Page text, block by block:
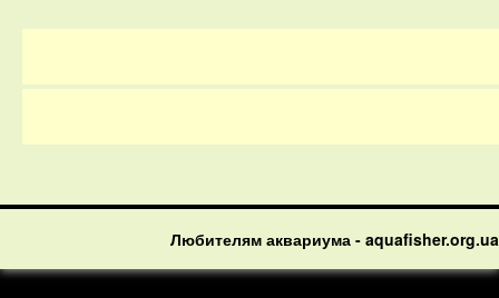
Любителям аквариума - aquafisher.org.ua